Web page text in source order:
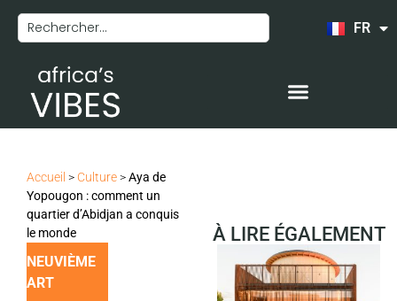
FR
EN
Accueil > Culture>Aya de
Yopougon : comment un
quartier d’Abidjan a conquis
le monde
NEUVIÈME
ART
À LIRE ÉGALEMENT